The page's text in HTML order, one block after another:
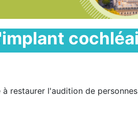
restaurer l'audition de